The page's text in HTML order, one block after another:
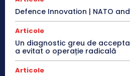
Defence Innovation | NATO
Articole
Un diagnostic greu de
a evitat o operație radicală
Articole